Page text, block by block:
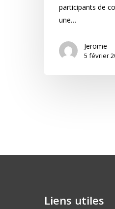
participants de
une…
Jerome
5 février
Liens utiles